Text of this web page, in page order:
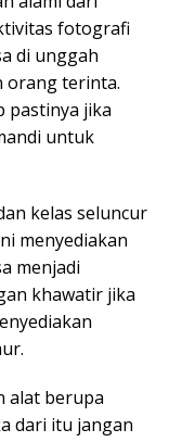
fotografi
di unggah
orang terinta.
pastinya jika
untuk
kelas seluncur
menyediakan
menjadi
khawatir jika
alat berupa
dari itu jangan